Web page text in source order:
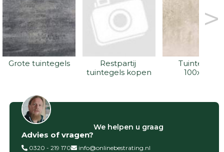
Grote tuintegels
Restpartij
tuintegels kopen
Tuintegels
100x100
>
Filter op
Categorieën
Advies of vragen?
We helpen u graag
0320 - 219 170 info@onlinebestrating.nl